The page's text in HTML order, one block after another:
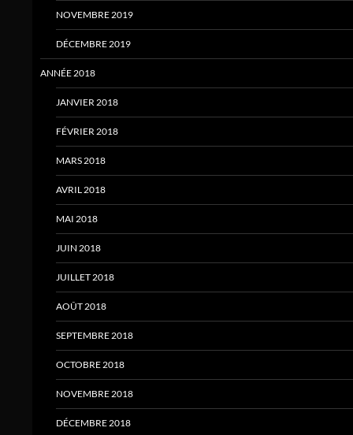
NOVEMBRE 2019
DÉCEMBRE 2019
ANNÉE 2018
JANVIER 2018
FÉVRIER 2018
MARS 2018
AVRIL 2018
MAI 2018
JUIN 2018
JUILLET 2018
AOÛT 2018
SEPTEMBRE 2018
OCTOBRE 2018
NOVEMBRE 2018
DÉCEMBRE 2018